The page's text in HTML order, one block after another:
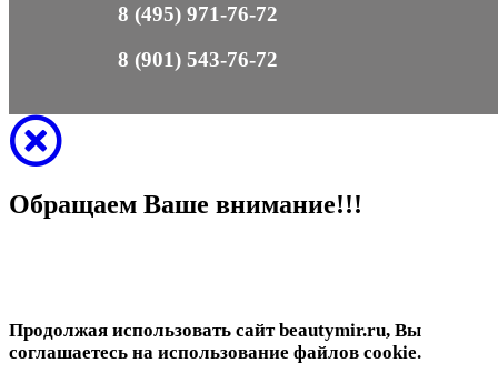
8 (495) 971-76-72
8 (901) 543-76-72
Обращаем Ваше внимание!!!
Продолжая использовать сайт beautymir.ru, Вы
соглашаетесь на использование файлов cookie.